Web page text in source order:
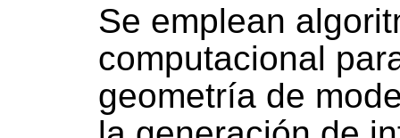
Se emplean
computacional
geometría de